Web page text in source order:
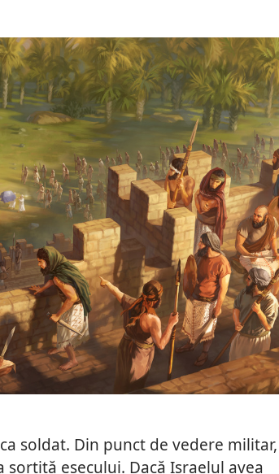
soldat. Din punct de vedere militar,
eșecului. Dacă Israelul avea